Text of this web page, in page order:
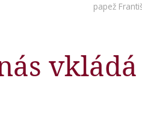
papež
vkládá